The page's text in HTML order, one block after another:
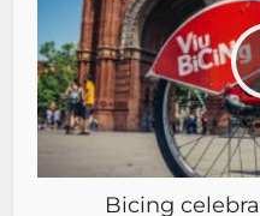
Bicing